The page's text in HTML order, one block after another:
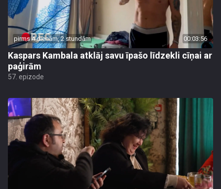
pirms 4 dienām, 2 stundām 00:03:56
Kaspars Kambala atklāj savu īpašo līdzekli cīņai ar
paģirām
57. epizode